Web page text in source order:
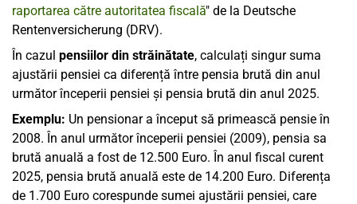
raportarea către autoritatea fiscală" de la Deutsche
Rentenversicherung (DRV).
În cazul pensiilor din străinătate, calculați singur suma
ajustării pensiei ca diferență între pensia brută din anul
următor începerii pensiei și pensia brută din anul 2025.
Exemplu: Un pensionar a început să primească pensie în
2008. În anul următor începerii pensiei (2009), pensia sa
brută anuală a fost de 12.500 Euro. În anul fiscal curent
2025, pensia brută anuală este de 14.200 Euro. Diferența
de 1.700 Euro corespunde sumei ajustării pensiei, care